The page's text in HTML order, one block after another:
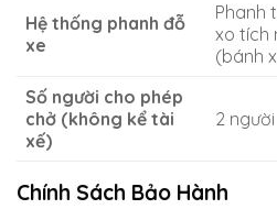
Hệ thống phanh đỗ
xe
Phanh
xo tích
(bánh
Số người cho phép
chở (không kể tài
xế)
2 người
Chính Sách Bảo Hành